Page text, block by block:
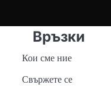
Връзки
Кои сме ние
Свържете се